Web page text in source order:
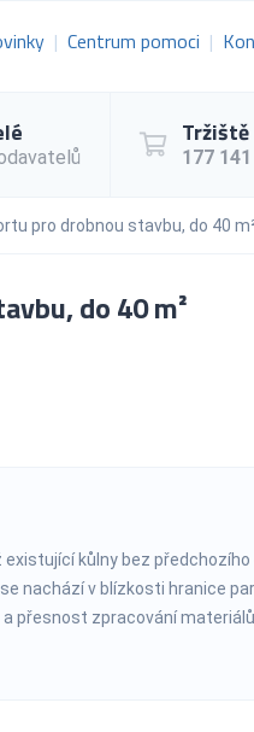
Centrum pomoci
Tržiště
177 141
pro drobnou stavbu, do 40
do 40 m²
kůlny bez
nachází v blízkosti hranice
přesnost zpracování